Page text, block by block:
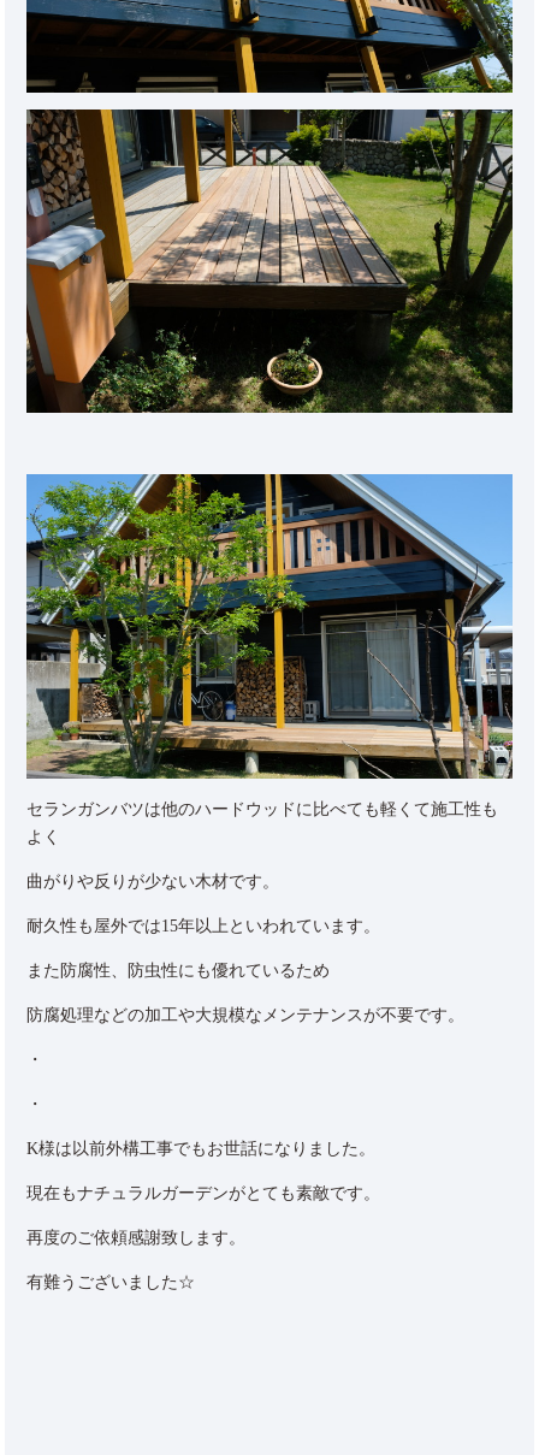
セランガンバツは他のハードウッドに比べても軽くて施工性も
よく
曲がりや反りが少ない木材です。
耐久性も屋外では15年以上といわれています。
また防腐性、防虫性にも優れているため
防腐処理などの加工や大規模なメンテナンスが不要です。
・
・
K様は以前外構工事でもお世話になりました。
現在もナチュラルガーデンがとても素敵です。
再度のご依頼感謝致します。
有難うございました☆